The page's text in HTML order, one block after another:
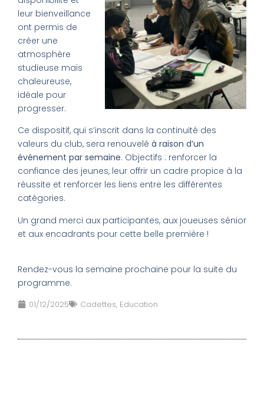
leur bienveillance
ont permis de
créer une
atmosphère
studieuse mais
chaleureuse,
idéale pour
progresser.
Ce dispositif, qui s’inscrit dans la continuité des
valeurs du club, sera renouvelé à raison d’un
événement par semaine. Objectifs : renforcer la
confiance des jeunes, leur offrir un cadre propice à la
réussite et renforcer les liens entre les différentes
catégories.
Un grand merci aux participantes, aux joueuses sénior
et aux encadrants pour cette belle première !
Rendez-vous la semaine prochaine pour la suite du
programme.
01/12/2025 Cadettes, Education